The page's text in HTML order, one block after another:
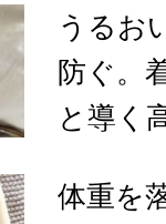
うるお
防ぐ。
と導く
体重を